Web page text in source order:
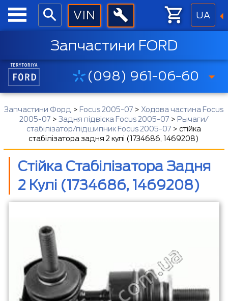
UA
Запчастини FORD
(098) 961-06-60
Запчастини Форд > Focus 2005-07 > Ходова частина Focus
2005-07> Задня підвіска Focus 2005-07> Рычаги/
стабілізатор/підшипник Focus 2005-07 > стійка
стабілізатора задня 2 кулі (1734686, 1469208)
Стійка Стабілізатора Задня
2 Кулі (1734686, 1469208)